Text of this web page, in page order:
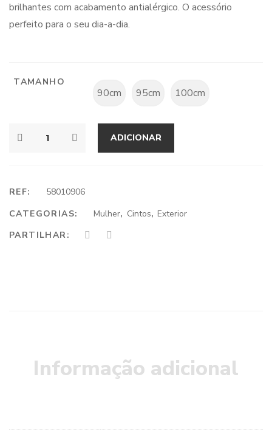
brilhantes com acabamento antialérgico. O acessório
perfeito para o seu dia-a-dia.
TAMANHO
90cm 95cm 100cm
ADICIONAR
REF:
58010906
CATEGORIAS:
Mulher, Cintos,Exterior
PARTILHAR:
Informação adicional